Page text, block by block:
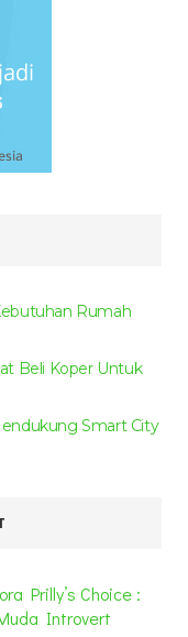
Rumah
Beli Koper Untuk
Smart City
Prilly’s Choice :
Introvert